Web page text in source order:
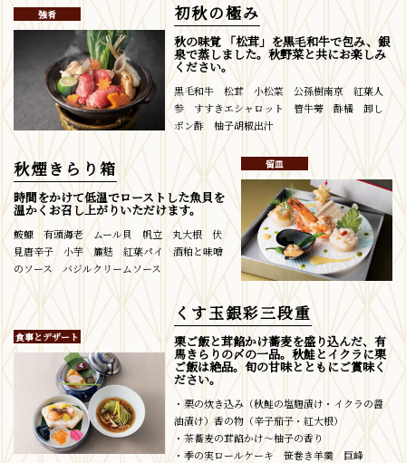
強肴 初秋の極み
秋の味覚 「松茸」を黒毛和牛で包み、銀
泉で蒸しました。秋野菜と共にお楽しみ
ください。
黒毛和牛 松茸 小松菜 公孫樹南京 紅葉人
参 すすきエシャロット 管牛蒡 酢橘 卸し
ポン酢 柚子胡椒出汁
留皿
秋煙きらり箱
時間をかけて低温でローストした魚貝を
温かくお召し上がりいただけます。
鮟鱇 有頭海老 ムール貝 帆立 丸大根 伏
見唐辛子 小芋 簾麩 紅葉パイ 酒粕と味噌
のソース バジルクリームソース
食事とデザート
くす玉銀彩三段重
栗ご飯と茸餡かけ蕎麦を盛り込んだ、有
馬きらりの〆の一品。秋鮭とイクラに栗
ご飯は絶品。旬の甘味とともにご賞味く
ださい。
・栗の炊き込み（秋鮭の塩麴漬け・イクラの醤
油漬け）香の物（辛子茄子・紅大根）
・茶蕎麦の茸餡かけ～柚子の香り
・季の実ロールケーキ 笹巻き羊羹 巨峰